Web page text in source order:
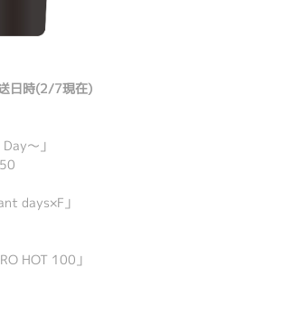
日時(2/7現在)
～」
days×F」
HOT 100」